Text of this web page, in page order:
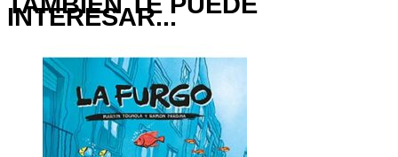
INTERESAR...